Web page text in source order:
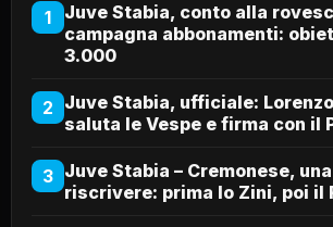
1
Juve Stabia, conto alla
campagna abbonamenti:
3.000
2 Juve Stabia, ufficiale:
saluta le Vespe e firma con il
3 Juve Stabia – Cremonese,
riscrivere: prima lo Zini, poi il